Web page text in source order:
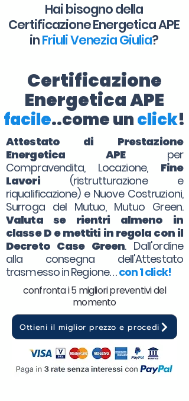
Hai bisogno della
Certificazione Energetica APE
inFriuli Venezia Giulia?
Certificazione
Energetica APE
facile..come unclick!
Attestato di Prestazione
Energetica APEper
Compravendita, Locazione, Fine
Lavori(ristrutturazione e
riqualificazione) e Nuove Costruzioni,
Surroga del Mutuo, Mutuo Green.
Valuta se rientri almeno in
classe D e mettiti in regola con il
Decreto Case Green. Dall'ordine
alla consegna dell'Attestato
trasmesso in Regione. . .con 1 click!
confronta i 5 migliori preventivi del
momento
Ottieni il miglior prezzo e procedi